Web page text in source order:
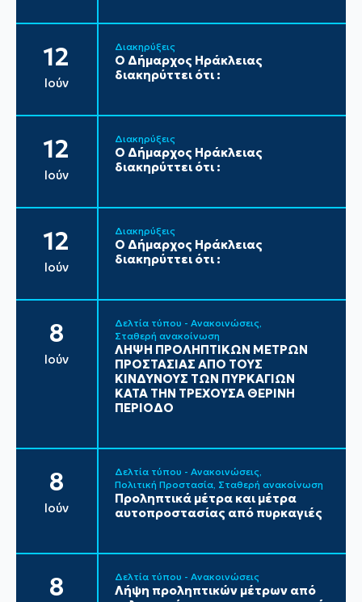
12
Ιούν
Διακηρύξεις
Ο Δήμαρχος Ηράκλειας
διακηρύττει ότι :
12
Ιούν
Διακηρύξεις
Ο Δήμαρχος Ηράκλειας
διακηρύττει ότι :
12
Ιούν
Διακηρύξεις
Ο Δήμαρχος Ηράκλειας
διακηρύττει ότι :
8
Ιούν
Δελτία τύπου - Ανακοινώσεις
Σταθερή ανακοίνωση
ΛΗΨΗ ΠΡΟΛΗΠΤΙΚΩΝ ΜΕΤΡΩΝ
ΠΡΟΣΤΑΣΙΑΣ ΑΠΟ ΤΟΥΣ
ΚΙΝΔΥΝΟΥΣ ΤΩΝ ΠΥΡΚΑΓΙΩΝ
ΚΑΤΑ ΤΗΝ ΤΡΕΧΟΥΣΑ ΘΕΡΙΝΗ
ΠΕΡΙΟΔΟ
8
Ιούν
Δελτία τύπου - Ανακοινώσεις
Πολιτική Προστασία Σταθερή ανακοίνωση
Προληπτικά μέτρα και μέτρα
αυτοπροστασίας από πυρκαγιές
8 Δελτία τύπου - Ανακοινώσεις
Λήψη προληπτικών μέτρων από